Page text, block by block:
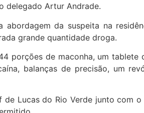
delegado Artur Andrade.
da suspeita na
grande quantidade droga.
porções de maconha, um
balanças de precisão, um
Lucas do Rio Verde junto